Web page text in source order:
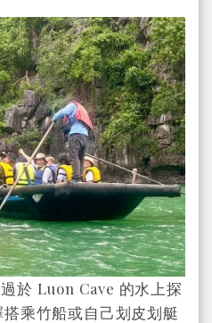
於 Luon Cave 的水上探
乘竹船或自己划皮划艇